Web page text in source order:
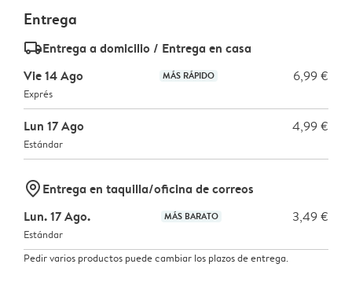
Entrega
delivery_standard_v2Entrega a domicilio / Entrega en casa
Vie 14 Ago
MÁS RÁPIDO 6,99 €
Exprés
Lun 17 Ago 4,99 €
Estándar
marker-pinEntrega en taquilla/oficina de correos
Lun. 17 Ago.
MÁS BARATO 3,49 €
Estándar
Pedir varios productos puede cambiar los plazos de entrega.